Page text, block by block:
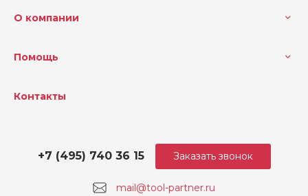
О компании
Помощь
Контакты
mail@tool-partner.ru
+7 (495) 740 36 15 Заказать звонок